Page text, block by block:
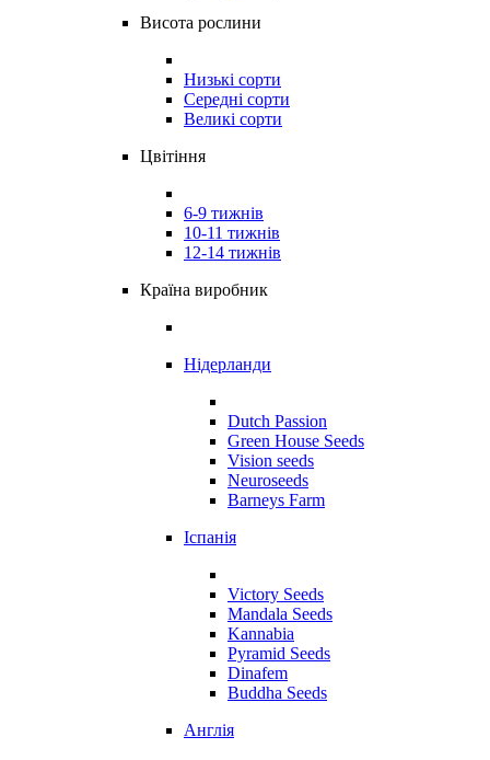
Висота рослини
Низькі сорти
Середні сорти
Великі сорти
Цвітіння
6-9 тижнів
10-11 тижнів
12-14 тижнів
Країна виробник
Нідерланди
Dutch Passion
Green House Seeds
Vision seeds
Neuroseeds
Barneys Farm
Іспанія
Victory Seeds
Mandala Seeds
Kannabia
Pyramid Seeds
Dinafem
Buddha Seeds
Англія